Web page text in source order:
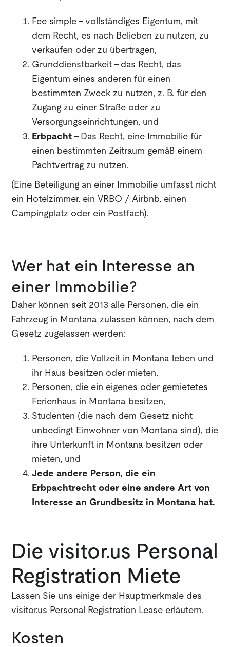
Fee simple - vollständiges Eigentum, mit
dem Recht, es nach Belieben zu nutzen, zu
verkaufen oder zu übertragen,
Grunddienstbarkeit - das Recht, das
Eigentum eines anderen für einen
bestimmten Zweck zu nutzen, z. B. für den
Zugang zu einer Straße oder zu
Versorgungseinrichtungen, und
Erbpacht - Das Recht, eine Immobilie für
einen bestimmten Zeitraum gemäß einem
Pachtvertrag zu nutzen.
(Eine Beteiligung an einer Immobilie umfasst nicht
ein Hotelzimmer, ein VRBO / Airbnb, einen
Campingplatz oder ein Postfach).
Wer hat ein Interesse an
einer Immobilie?
Daher können seit 2013 alle Personen, die ein
Fahrzeug in Montana zulassen können, nach dem
Gesetz zugelassen werden:
Personen, die Vollzeit in Montana leben und
ihr Haus besitzen oder mieten,
Personen, die ein eigenes oder gemietetes
Ferienhaus in Montana besitzen,
Studenten (die nach dem Gesetz nicht
unbedingt Einwohner von Montana sind), die
ihre Unterkunft in Montana besitzen oder
mieten, und
Jede andere Person, die ein
Erbpachtrecht oder eine andere Art von
Interesse an Grundbesitz in Montana hat.
Die visitor.us Personal
Registration Miete
Lassen Sie uns einige der Hauptmerkmale des
visitor.us Personal Registration Lease erläutern.
Kosten